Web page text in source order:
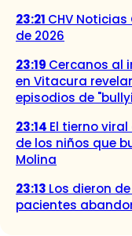
23:21 CHV
de 2026
23:19 Cercanos al
en Vitacura
episodios de
23:14 El tierno
de los niños que
Molina
23:13 Los dieron
pacientes